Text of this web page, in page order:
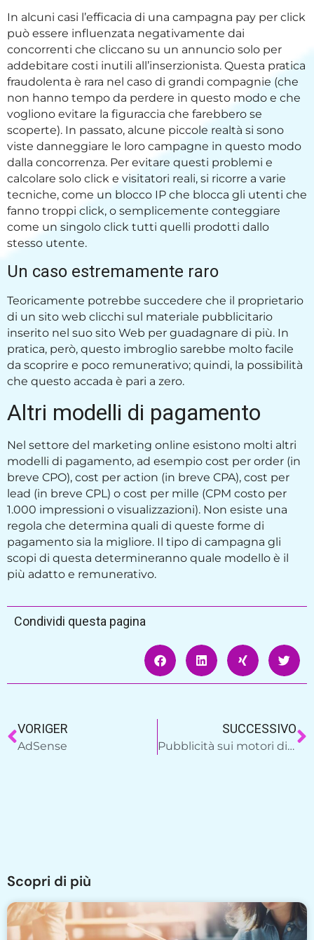
In alcuni casi l’efficacia di una campagna pay per click
può essere influenzata negativamente dai
concorrenti che cliccano su un annuncio solo per
addebitare costi inutili all’inserzionista. Questa pratica
fraudolenta è rara nel caso di grandi compagnie (che
non hanno tempo da perdere in questo modo e che
vogliono evitare la figuraccia che farebbero se
scoperte). In passato, alcune piccole realtà si sono
viste danneggiare le loro campagne in questo modo
dalla concorrenza. Per evitare questi problemi e
calcolare solo click e visitatori reali, si ricorre a varie
tecniche, come un blocco IP che blocca gli utenti che
fanno troppi click, o semplicemente conteggiare
come un singolo click tutti quelli prodotti dallo
stesso utente.
Un caso estremamente raro
Teoricamente potrebbe succedere che il proprietario
di un sito web clicchi sul materiale pubblicitario
inserito nel suo sito Web per guadagnare di più. In
pratica, però, questo imbroglio sarebbe molto facile
da scoprire e poco remunerativo; quindi, la possibilità
che questo accada è pari a zero.
Altri modelli di pagamento
Nel settore del marketing online esistono molti altri
modelli di pagamento, ad esempio cost per order (in
breve CPO), cost per action (in breve CPA), cost per
lead (in breve CPL) o cost per mille (CPM costo per
1.000 impressioni o visualizzazioni). Non esiste una
regola che determina quali di queste forme di
pagamento sia la migliore. Il tipo di campagna gli
scopi di questa determineranno quale modello è il
più adatto e remunerativo.
Condividi questa pagina
VORIGER
AdSense
SUCCESSIVO
Pubblicità sui motori di ricerca
Scopri di più